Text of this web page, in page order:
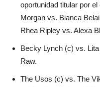
oportunidad titular por
Morgan vs. Bianca
Rhea Ripley vs. Alexa
Becky Lynch (c) vs.
Raw.
The Usos (c) vs. The